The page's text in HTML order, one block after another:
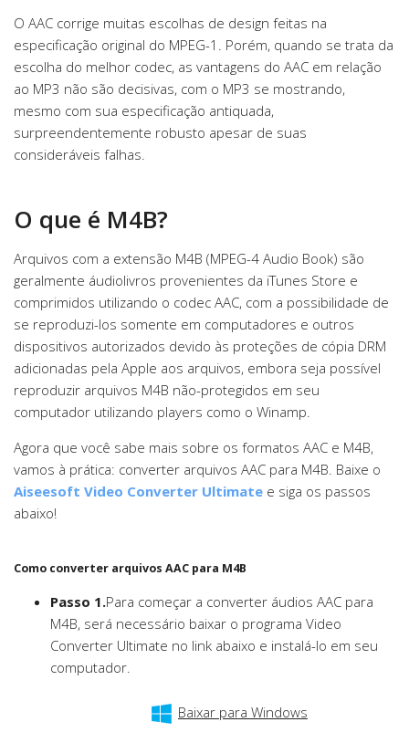
O AAC corrige muitas escolhas de design feitas na
especificação original do MPEG-1. Porém, quando se trata da
escolha do melhor codec, as vantagens do AAC em relação
ao MP3 não são decisivas, com o MP3 se mostrando,
mesmo com sua especificação antiquada,
surpreendentemente robusto apesar de suas
consideráveis falhas.
O que é M4B?
Arquivos com a extensão M4B (MPEG-4 Audio Book) são
geralmente áudiolivros provenientes da iTunes Store e
comprimidos utilizando o codec AAC, com a possibilidade de
se reproduzi-los somente em computadores e outros
dispositivos autorizados devido às proteções de cópia DRM
adicionadas pela Apple aos arquivos, embora seja possível
reproduzir arquivos M4B não-protegidos em seu
computador utilizando players como o Winamp.
Agora que você sabe mais sobre os formatos AAC e M4B,
vamos à prática: converter arquivos AAC para M4B. Baixe o
Aiseesoft Video Converter Ultimate e siga os passos
abaixo!
Como converter arquivos AAC para M4B
Passo 1.Para começar a converter áudios AAC para
M4B, será necessário baixar o programa Video
Converter Ultimate no link abaixo e instalá-lo em seu
computador.
Baixar para Windows